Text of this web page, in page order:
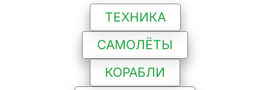
ТЕХНИКА
САМОЛЁТЫ
КОРАБЛИ